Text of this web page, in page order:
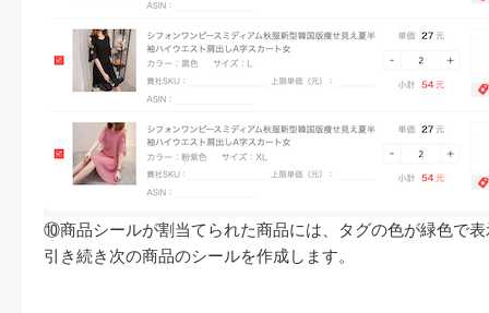
⑩商品シールが割当てられた商品には、タグの色が緑色で
引き続き次の商品のシールを作成します。